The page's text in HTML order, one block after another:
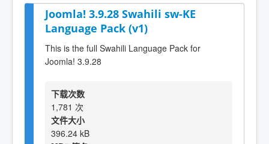
Joomla! 3.9.28 Swahili sw-KE
Language Pack (v1)
This is the full Swahili Language Pack for
Joomla! 3.9.28
下载次数
1,781 次
文件大小
396.24 kB